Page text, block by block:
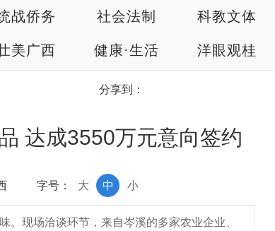
战侨务 社会法制 科教文体
美广西 健康·生活 洋眼观桂
分享到：
达成3550万元意向签约
字号： 小
中
大
。现场洽谈环节，来自岑溪的多家农业企业、